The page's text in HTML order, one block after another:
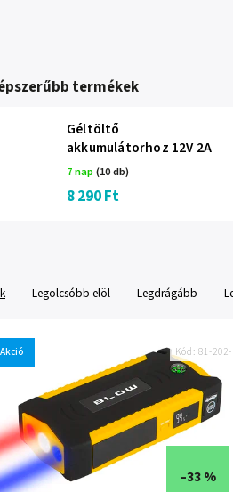
termékek
Géltöltő
akkumulátorhoz 12V 2A
7 nap(10 db)
8 290 Ft
Legolcsóbb elöl Legdrágább
Akció
–33 %
Kód:81-202-